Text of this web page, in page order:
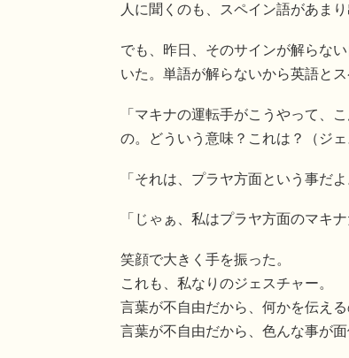
人に聞くのも、スペイン語があま
でも、昨日、そのサインが解らな
いた。単語が解らないから英語と
「マキナの運転手がこうやって、
の。どういう意味？これは？（ジェ
「それは、プラヤ方面という事だ
「じゃぁ、私はプラヤ方面のマキ
笑顔で大きく手を振った。
これも、私なりのジェスチャー。
言葉が不自由だから、何かを伝える
言葉が不自由だから、色んな事が面